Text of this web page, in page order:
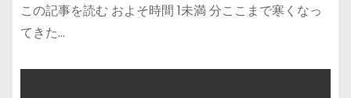
この記事を読む およそ時間 1未満 分ここまで寒くなっ
てきた…